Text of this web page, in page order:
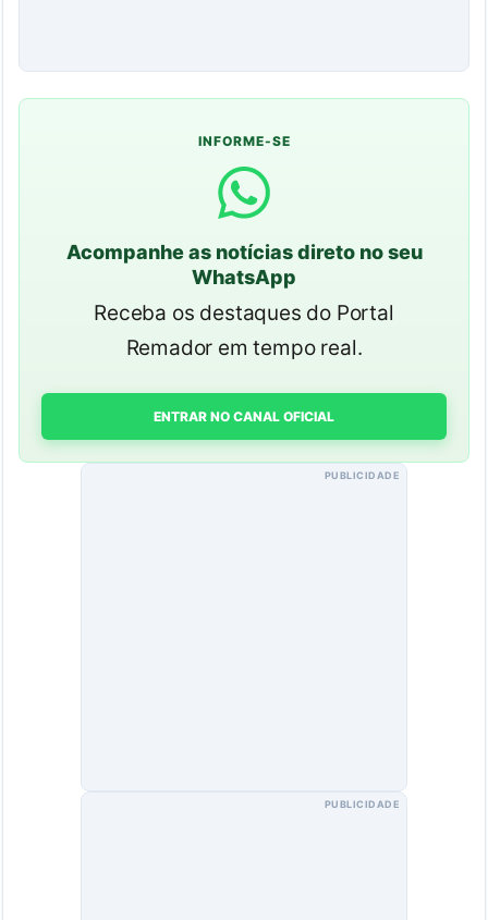
INFORME-SE
Acompanhe as notícias direto no seu
WhatsApp
Receba os destaques do Portal
Remador em tempo real.
ENTRAR NO CANAL OFICIAL
PUBLICIDADE
PUBLICIDADE